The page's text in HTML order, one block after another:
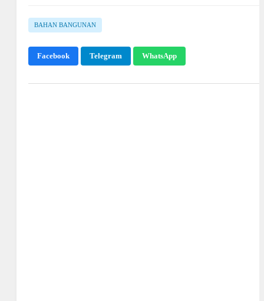
BAHAN BANGUNAN
Facebook Telegram WhatsApp